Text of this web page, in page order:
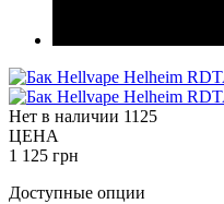
Нет в наличии 1125
ЦЕНА
1 125 грн
Доступные опции